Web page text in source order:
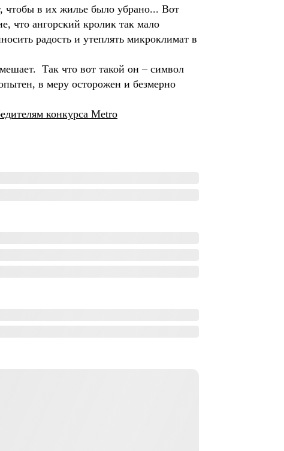
чтобы в их жилье было убрано... Вот
что ангорский кролик так мало
радость и утеплять микроклимат в
Так что вот такой он – символ
в меру осторожен и безмерно
конкурса Metro